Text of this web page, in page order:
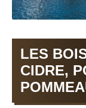
LES
CIDRE,